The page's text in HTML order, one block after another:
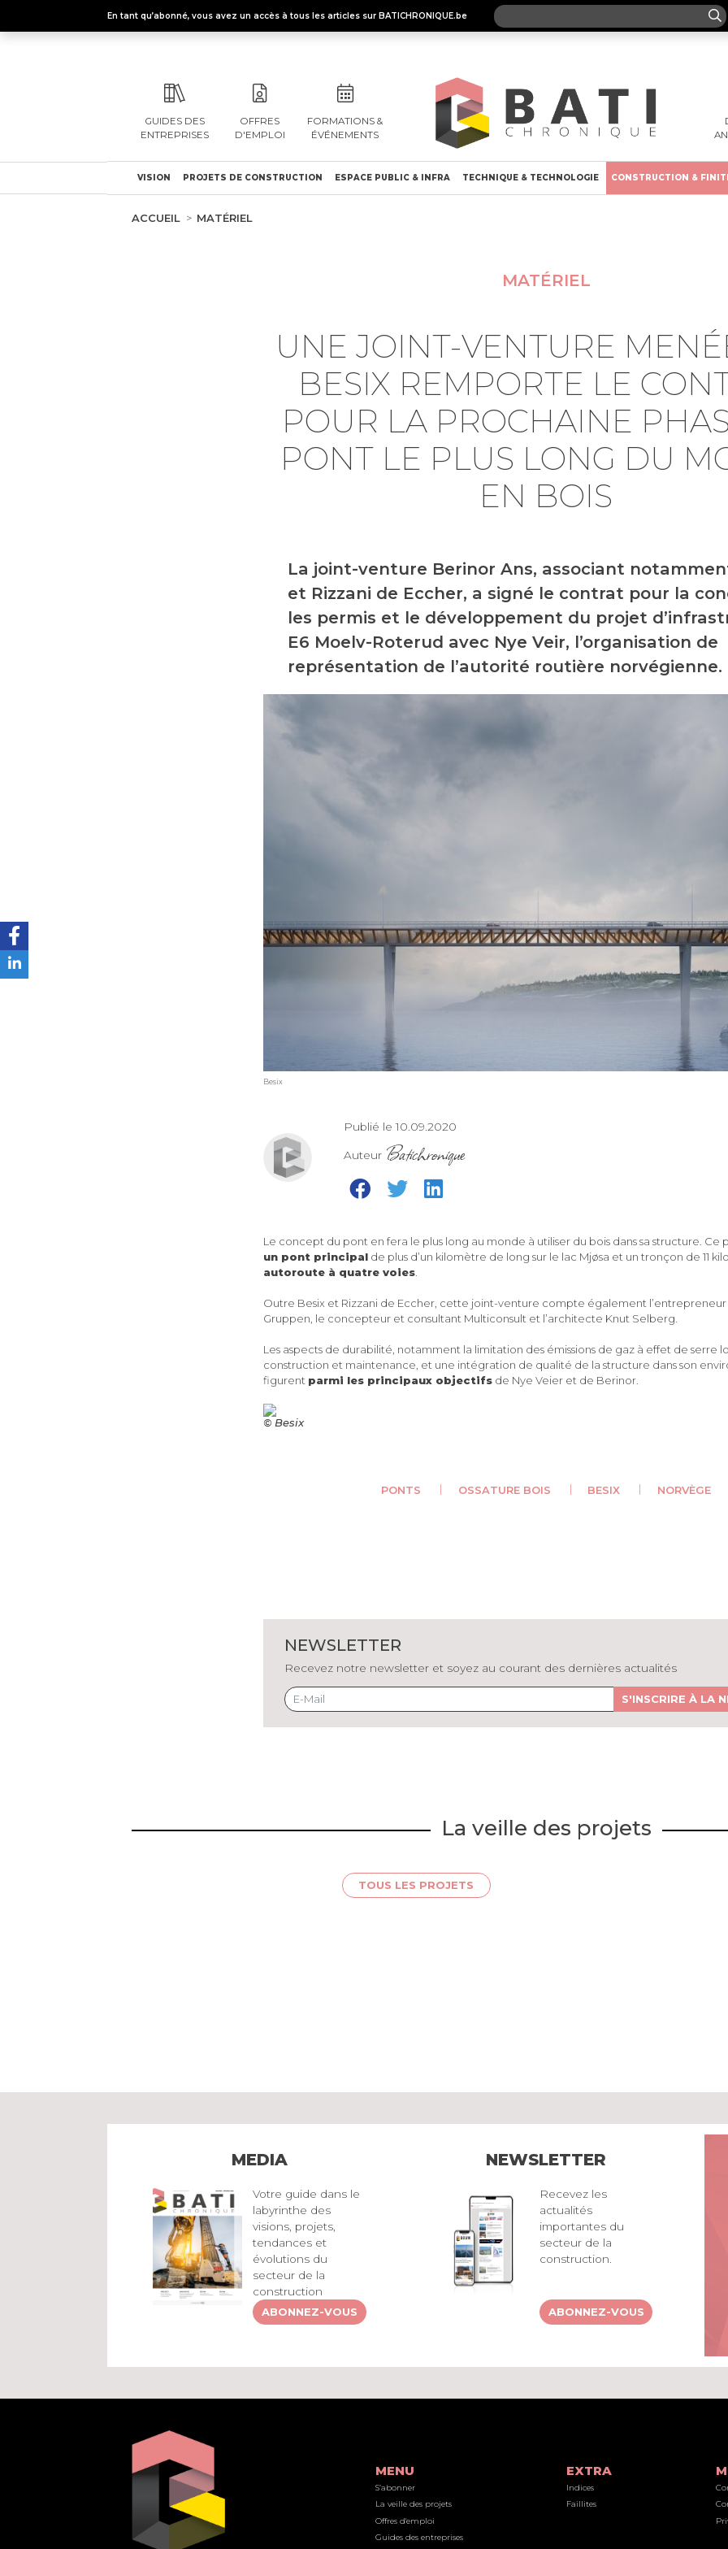
En tant qu’abonné, vous avez un accès à tous les articles sur BATICHRONIQUE.be
GUIDES DES
ENTREPRISES
OFFRES
D'EMPLOI
FORMATIONS &
ÉVÉNEMENTS
VISION PROJETS DE CONSTRUCTION ESPACE PUBLIC & INFRA TECHNIQUE & TECHNOLOGIE CONSTRUCTION &
ACCUEIL MATÉRIEL
MATÉRIEL
UNE JOINT-VENTURE
BESIX REMPORTE LE
POUR LA PROCHAINE
PONT LE PLUS LONG DU
EN BOIS
La joint-venture Berinor Ans, associant
et Rizzani de Eccher, a signé le contrat pour la
les permis et le développement du projet
E6 Moelv-Roterud avec Nye Veir, l’organisation de
représentation de l’autorité routière norvégienne.
Besix
Publié le 10.09.2020
Auteur Batichronique
Le concept du pont en fera le plus long au monde à utiliser du bois dans sa structure.
un pont principal de plus d’un kilomètre de long sur le lac Mjøsa et un tronçon de 11
autoroute à quatre voies
Outre Besix et Rizzani de Eccher, cette joint-venture compte également
Gruppen, le concepteur et consultant Multiconsult et l’architecte Knut Selberg.
Les aspects de durabilité, notamment la limitation des émissions de gaz à effet de serre
construction et maintenance, et une intégration de qualité de la structure dans son
figurent parmi les principaux objectifs de Nye Veier et de Berinor.
© Besix
PONTS OSSATURE BOIS BESIX NORVÈGE
NEWSLETTER
Recevez notre newsletter et soyez au courant des dernières actualités
S'INSCRIRE À LA
La veille des projets
TOUS LES PROJETS
MEDIA
Votre guide dans le
labyrinthe des
visions, projets,
tendances et
évolutions du
secteur de la
construction
ABONNEZ-VOUS
NEWSLETTER
Recevez les
actualités
importantes du
secteur de la
construction.
ABONNEZ-VOUS
MENU
S’abonner
La veille des projets
Offres d'emploi
Guides des entreprises
EXTRA
Indices
Faillites